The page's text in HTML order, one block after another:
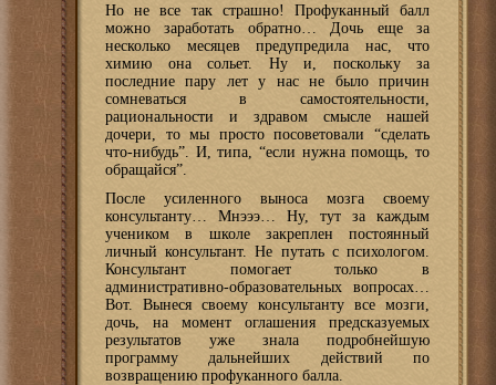
Но не все так страшно! Профуканный балл
можно заработать обратно… Дочь еще за
несколько месяцев предупредила нас, что
химию она сольет. Ну и, поскольку за
последние пару лет у нас не было причин
сомневаться в самостоятельности,
рациональности и здравом смысле нашей
дочери, то мы просто посоветовали “сделать
что-нибудь”. И, типа, “если нужна помощь, то
обращайся”.
После усиленного выноса мозга своему
консультанту… Мнэээ… Ну, тут за каждым
учеником в школе закреплен постоянный
личный консультант. Не путать с психологом.
Консультант помогает только в
административно-образовательных вопросах…
Вот. Вынеся своему консультанту все мозги,
дочь, на момент оглашения предсказуемых
результатов уже знала подробнейшую
программу дальнейших действий по
возвращению профуканного балла.